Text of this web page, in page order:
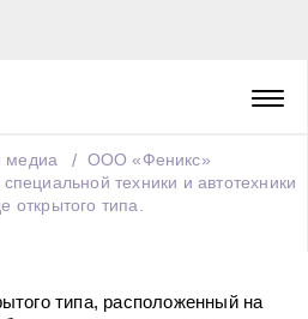
медиа
ООО «Феникс»
техники и автотехники
открытого типа.
типа, расположенный на